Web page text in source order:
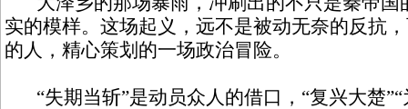
实的模样。这场起义，远不是被动无奈的反抗
的人，精心策划的一场政治冒险。
“失期当斩”是动员众人的借口，“复兴大楚”“